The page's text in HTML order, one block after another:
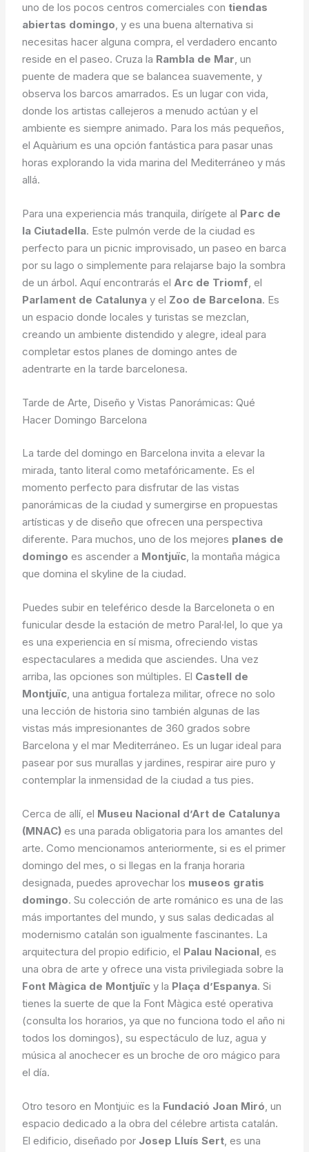
uno de los pocos centros comerciales con tiendas
abiertas domingo, y es una buena alternativa si
necesitas hacer alguna compra, el verdadero encanto
reside en el paseo. Cruza la Rambla de Mar, un
puente de madera que se balancea suavemente, y
observa los barcos amarrados. Es un lugar con vida,
donde los artistas callejeros a menudo actúan y el
ambiente es siempre animado. Para los más pequeños,
el Aquàrium es una opción fantástica para pasar unas
horas explorando la vida marina del Mediterráneo y más
allá.
Para una experiencia más tranquila, dirígete al Parc de
la Ciutadella. Este pulmón verde de la ciudad es
perfecto para un picnic improvisado, un paseo en barca
por su lago o simplemente para relajarse bajo la sombra
de un árbol. Aquí encontrarás el Arc de Triomf, el
Parlament de Catalunya y el Zoo de Barcelona. Es
un espacio donde locales y turistas se mezclan,
creando un ambiente distendido y alegre, ideal para
completar estos planes de domingo antes de
adentrarte en la tarde barcelonesa.
Tarde de Arte, Diseño y Vistas Panorámicas: Qué
Hacer Domingo Barcelona
La tarde del domingo en Barcelona invita a elevar la
mirada, tanto literal como metafóricamente. Es el
momento perfecto para disfrutar de las vistas
panorámicas de la ciudad y sumergirse en propuestas
artísticas y de diseño que ofrecen una perspectiva
diferente. Para muchos, uno de los mejores planes de
domingo es ascender a Montjuïc, la montaña mágica
que domina el skyline de la ciudad.
Puedes subir en teleférico desde la Barceloneta o en
funicular desde la estación de metro Paral·lel, lo que ya
es una experiencia en sí misma, ofreciendo vistas
espectaculares a medida que asciendes. Una vez
arriba, las opciones son múltiples. El Castell de
Montjuïc, una antigua fortaleza militar, ofrece no solo
una lección de historia sino también algunas de las
vistas más impresionantes de 360 grados sobre
Barcelona y el mar Mediterráneo. Es un lugar ideal para
pasear por sus murallas y jardines, respirar aire puro y
contemplar la inmensidad de la ciudad a tus pies.
Cerca de allí, el Museu Nacional d’Art de Catalunya
(MNAC) es una parada obligatoria para los amantes del
arte. Como mencionamos anteriormente, si es el primer
domingo del mes, o si llegas en la franja horaria
designada, puedes aprovechar los museos gratis
domingo. Su colección de arte románico es una de las
más importantes del mundo, y sus salas dedicadas al
modernismo catalán son igualmente fascinantes. La
arquitectura del propio edificio, el Palau Nacional, es
una obra de arte y ofrece una vista privilegiada sobre la
Font Màgica de Montjuïc y la Plaça d’Espanya. Si
tienes la suerte de que la Font Màgica esté operativa
(consulta los horarios, ya que no funciona todo el año ni
todos los domingos), su espectáculo de luz, agua y
música al anochecer es un broche de oro mágico para
el día.
Otro tesoro en Montjuïc es la Fundació Joan Miró, un
espacio dedicado a la obra del célebre artista catalán.
El edificio, diseñado por Josep Lluís Sert, es una